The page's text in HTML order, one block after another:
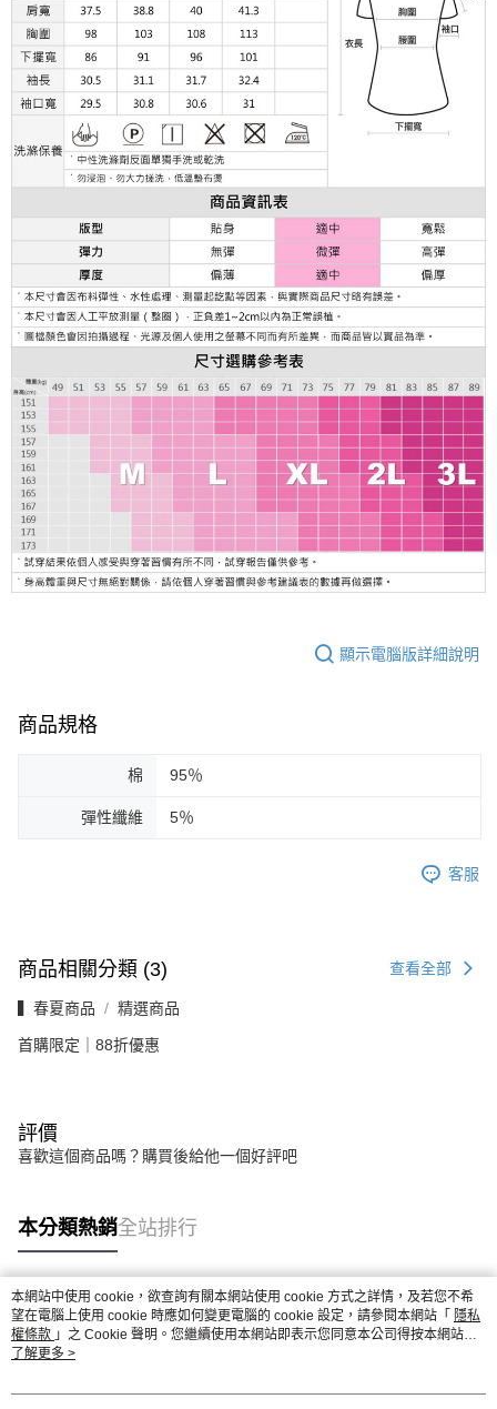
顯示電腦版詳細說明
商品規格
棉 95％
彈性纖維 5％
客服
商品相關分類 (3) 查看全部
▍春夏商品 精選商品
首購限定｜88折優惠
評價
喜歡這個商品嗎？購買後給他一個好評吧
本分類熱銷全站排行
熱門標籤
本網站中使用 cookie，欲查詢有關本網站使用 cookie 方式之詳情，及若您不希
望在電腦上使用 cookie 時應如何變更電腦的 cookie 設定，請參閱本網站「 隱私
權條款 」之 Cookie 聲明。您繼續使用本網站即表示您同意本公司得按本網站使
用條款之 Cookie 聲明使用 cookie。
了解更多 >